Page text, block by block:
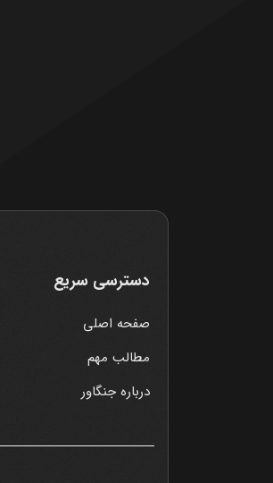
دسترسی سریع
صفحه اصلی
مطالب مهم
درباره جنگاور